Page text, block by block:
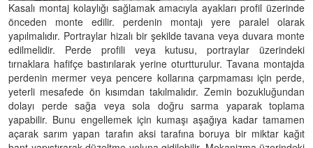
Kasalı montaj kolaylığı sağlamak amacıyla ayakları profil üzerinde
önceden monte edilir. perdenin montajı yere paralel olarak
yapılmalıdır. Portraylar hizalı bir şekilde tavana veya duvara monte
edilmelidir. Perde profili veya kutusu, portraylar üzerindeki
tırnaklara hafifçe bastırılarak yerine oturtturulur. Tavana montajda
perdenin mermer veya pencere kollarına çarpmaması için perde,
yeterli mesafede ön kısımdan takılmalıdır. Zemin bozukluğundan
dolayı perde sağa veya sola doğru sarma yaparak toplama
yapabilir. Bunu engellemek için kumaşı aşağıya kadar tamamen
açarak sarım yapan tarafın aksi tarafına boruya bir miktar kağıt